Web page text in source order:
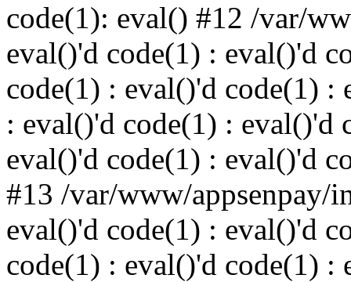
code(1): eval() #12 /var/
eval()'d code(1) : eval()'d
code(1) : eval()'d code(1) :
: eval()'d code(1) : eval()'d
eval()'d code(1) : eval()'d
#13 /var/www/appsenpay/
eval()'d code(1) : eval()'d
code(1) : eval()'d code(1) :